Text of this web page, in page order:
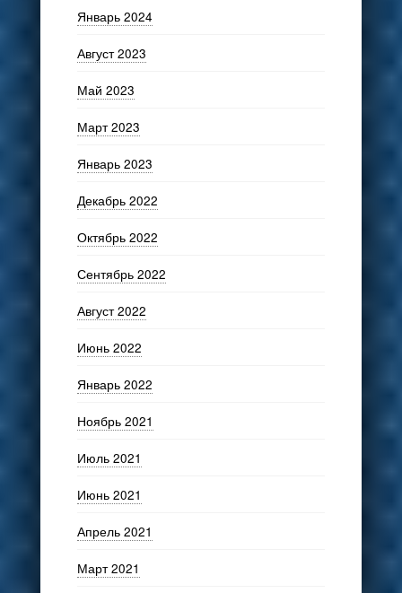
Январь 2024
Август 2023
Май 2023
Март 2023
Январь 2023
Декабрь 2022
Октябрь 2022
Сентябрь 2022
Август 2022
Июнь 2022
Январь 2022
Ноябрь 2021
Июль 2021
Июнь 2021
Апрель 2021
Март 2021